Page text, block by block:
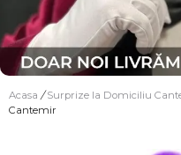
Acasa / Surprize la Domiciliu
Cantemir